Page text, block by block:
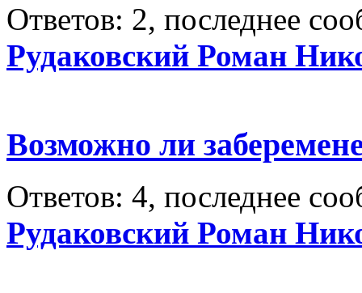
Ответов: 2, последнее
Рудаковский Роман
Возможно ли
Ответов: 4, последнее
Рудаковский Роман